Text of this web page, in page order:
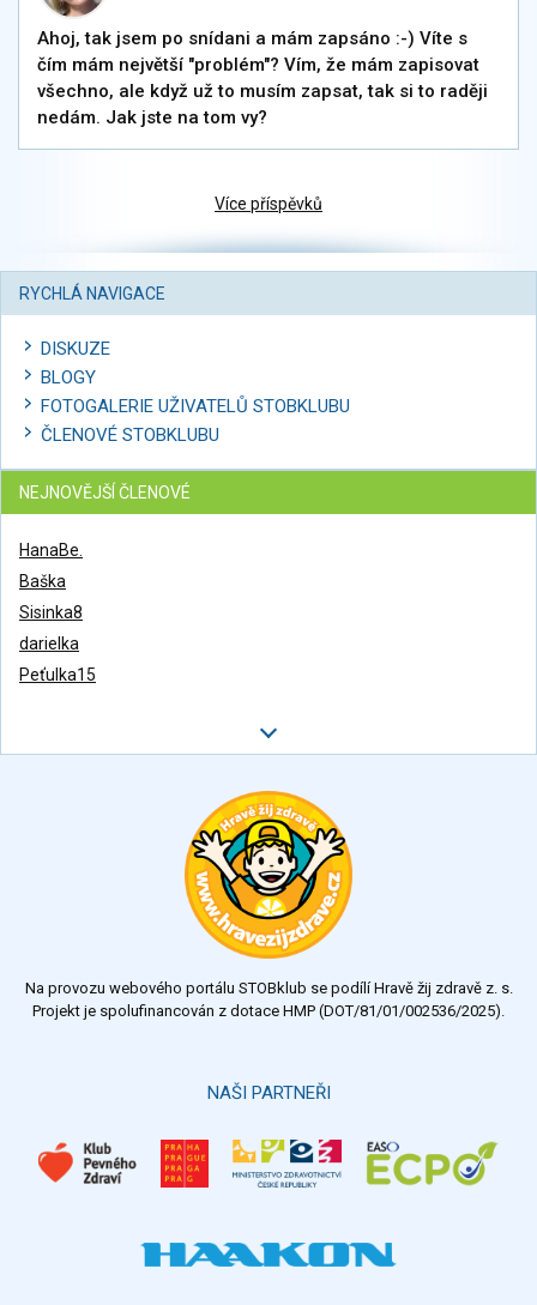
Ahoj, tak jsem po snídani a mám zapsáno :-) Víte s
čím mám největší "problém"? Vím, že mám zapisovat
všechno, ale když už to musím zapsat, tak si to raději
nedám. Jak jste na tom vy?
Více příspěvků
RYCHLÁ NAVIGACE
DISKUZE
BLOGY
FOTOGALERIE UŽIVATELŮ STOBKLUBU
ČLENOVÉ STOBKLUBU
NEJNOVĚJŠÍ ČLENOVÉ
HanaBe.
Baška
Sisinka8
darielka
Peťulka15
Na provozu webového portálu STOBklub se podílí Hravě žij zdravě z. s.
Projekt je spolufinancován z dotace HMP (DOT/81/01/002536/2025).
NAŠI PARTNEŘI